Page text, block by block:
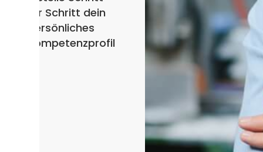
für Schritt dein
persönliches
Kompetenzprofil